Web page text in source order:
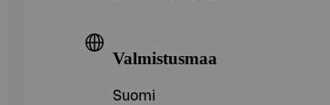
Valmistusmaa
Suomi